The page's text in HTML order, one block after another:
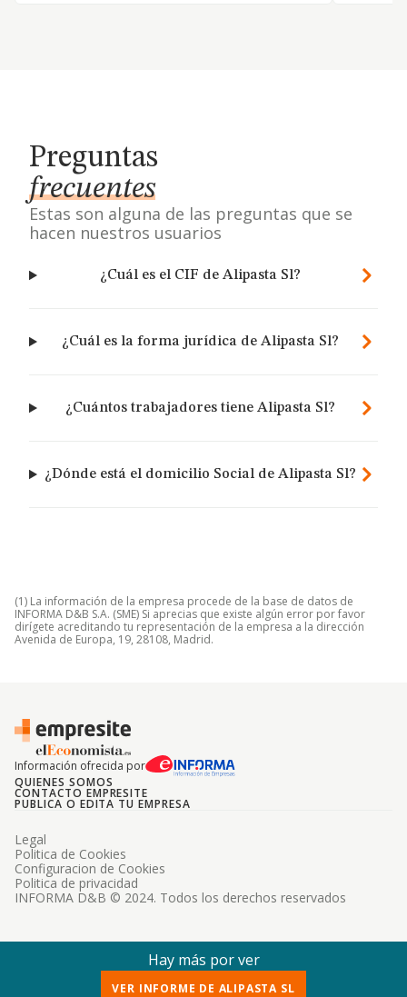
Preguntas
frecuentes
Estas son alguna de las preguntas que se
hacen nuestros usuarios
¿Cuál es el CIF de Alipasta Sl?
¿Cuál es la forma jurídica de Alipasta Sl?
¿Cuántos trabajadores tiene Alipasta Sl?
¿Dónde está el domicilio Social de Alipasta Sl?
(1) La información de la empresa procede de la base de datos de
INFORMA D&B S.A. (SME) Si aprecias que existe algún error por favor
dirígete acreditando tu representación de la empresa a la dirección
Avenida de Europa, 19, 28108, Madrid.
Información ofrecida por
QUIENES SOMOS
CONTACTO EMPRESITE
PUBLICA O EDITA TU EMPRESA
INFORMA D&B © 2024. Todos los derechos reservados
Legal
Politica de Cookies
Configuracion de Cookies
Politica de privacidad
Hay más por ver
VER INFORME DE ALIPASTA SL